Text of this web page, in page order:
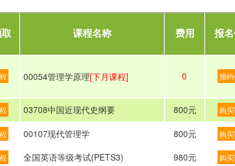
课程名称 费用 报
00054管理学原理[下月课程] 0 预
03708中国近现代史纲要 800元 购
00107现代管理学 800元 购
全国英语等级考试(PETS3) 980元 购